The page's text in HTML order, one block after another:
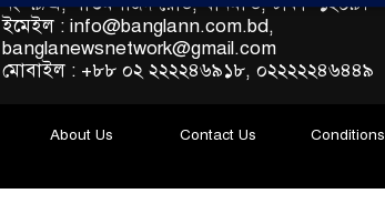
ইমেইল : info@banglann.com.bd,
banglanewsnetwork@gmail.com
মোবাইল : +৮৮ ০২ ২২২২৪৬৯১৮, ০২২২২২৪৬৪৪৯
About Us Contact Us Conditions